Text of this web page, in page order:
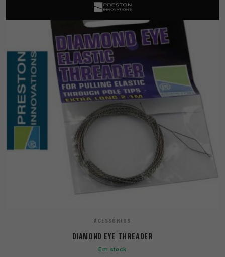
ACESSÓRIOS
DIAMOND EYE THREADER
Em stock